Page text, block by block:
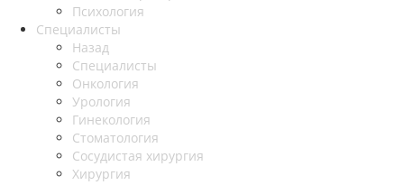
Психология
Специалисты
Назад
Специалисты
Онкология
Урология
Гинекология
Стоматология
Сосудистая хирургия
Хирургия